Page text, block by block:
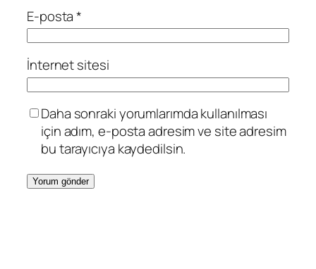
E-posta*
İnternet sitesi
Daha sonraki yorumlarımda kullanılması
için adım, e-posta adresim ve site adresim
bu tarayıcıya kaydedilsin.